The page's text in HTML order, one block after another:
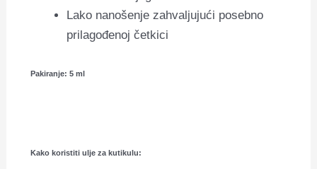
Lako nanošenje zahvaljujući posebno
prilagođenoj četkici
Pakiranje: 5 ml
Kako koristiti ulje za kutikulu: